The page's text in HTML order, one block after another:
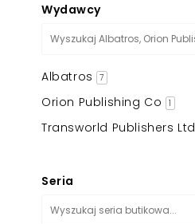
Wydawcy
Albatros 7
Orion Publishing Co 1
Transworld Publishers Ltd
Seria